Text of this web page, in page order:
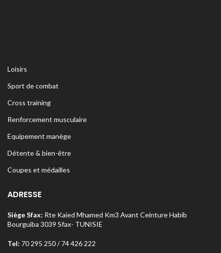
Loisirs
Sport de combat
Cross training
Renforcement musculaire
Equipement manège
Détente & bien-être
Coupes et médailles
ADRESSE
Siège Sfax: Rte Kaied Mhamed Km3 Avant Ceinture Habib
Bourguiba 3039 Sfax- TUNISIE
Tel: 70 295 250 / 74 426 222